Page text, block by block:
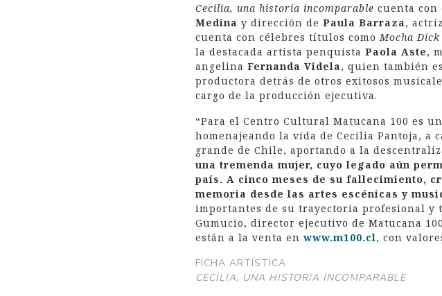
Cecilia, una historia incomparable cuenta
Medina y dirección de Paula Barraza,
cuenta con célebres títulos comoMocha Dick
la destacada artista penquista Paola Aste,
angelina Fernanda Videla, quien también
productora detrás de otros exitosos
cargo de la producción ejecutiva.
“Para el Centro Cultural Matucana 100 es
homenajeando la vida de Cecilia Pantoja, a
grande de Chile, aportando a la
una tremenda mujer, cuyo legado aún
país. A cinco meses de su fallecimiento,
memoria desde las artes escénicas y
importantes de su trayectoria profesional y
Gumucio, director ejecutivo de Matucana
están a la venta en www.m100.cl, con
FICHA ARTÍSTICA
CECILIA, UNA HISTORIA INCOMPARABLE